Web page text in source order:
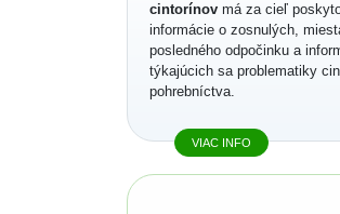
cintorínov má za cieľ
informácie o zosnulých,
posledného odpočinku a
týkajúcich sa problematiky
pohrebníctva.
VIAC INFO